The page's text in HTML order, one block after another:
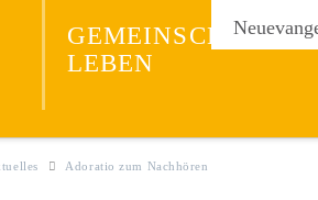
GEMEINSCHAFT
LEBEN
Adoratio zum Nachhören